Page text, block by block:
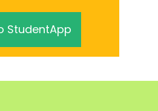
StudentApp